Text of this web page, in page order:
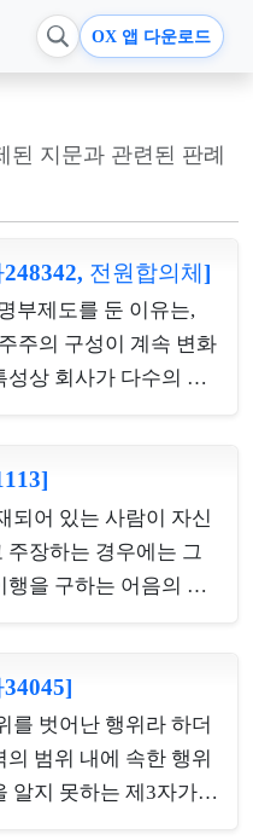
OX 앱 다운로드
된 지문과 관련된 판례
전원합의체]
부제도를 둔 이유는,
주의 구성이 계속 변화
상 회사가 다수의 주
된 사무처리의 효율성
함이다. 이는 회사가 주
따로 조사하지 않고
을 행사할 수 있는 자
있음을 고려한 것이
한 권리행사 사무의
위한 것이라고 볼 수 없
되어 있는 사람이 자신
장하는 경우에는 그
을 구하는 어음의 소
귀속시키려는 의사
대한 추인이 있었다고
다고 볼 만한 사유가
죄가 되는 경우에 대
를 벗어난 행위라 하더
범위 내에 속한 행위
알지 못하는 제3자가